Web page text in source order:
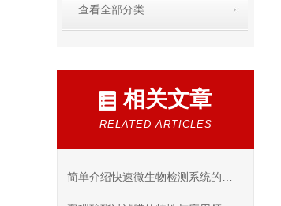
查看全部分类
相关文章
RELATED ARTICLES